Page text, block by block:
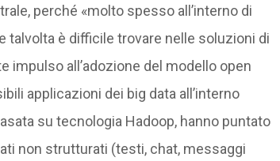
perché «molto spesso all’interno di
è difficile trovare nelle soluzioni di
impulso all’adozione del modello open
applicazioni dei big data all’interno
su tecnologia Hadoop, hanno puntato
non strutturati (testi, chat, messaggi